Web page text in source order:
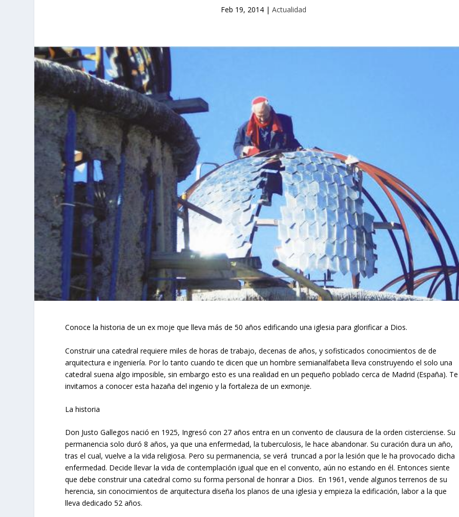
Feb 19, 2014 |Actualidad
Conoce la historia de un ex moje que lleva más de 50 años edificando una iglesia para glorificar a Dios.
Construir una catedral requiere miles de horas de trabajo, decenas de años, y sofisticados conocimientos de de
arquitectura e ingeniería. Por lo tanto cuando te dicen que un hombre semianalfabeta lleva construyendo el solo una
catedral suena algo imposible, sin embargo esto es una realidad en un pequeño poblado cerca de Madrid (España). Te
invitamos a conocer esta hazaña del ingenio y la fortaleza de un exmonje.
La historia
Don Justo Gallegos nació en 1925, Ingresó con 27 años entra en un convento de clausura de la orden cisterciense. Su
permanencia solo duró 8 años, ya que una enfermedad, la tuberculosis, le hace abandonar. Su curación dura un año,
tras el cual, vuelve a la vida religiosa. Pero su permanencia, se verá truncad a por la lesión que le ha provocado dicha
enfermedad. Decide llevar la vida de contemplación igual que en el convento, aún no estando en él. Entonces siente
que debe construir una catedral como su forma personal de honrar a Dios. En 1961, vende algunos terrenos de su
herencia, sin conocimientos de arquitectura diseña los planos de una iglesia y empieza la edificación, labor a la que
lleva dedicado 52 años.